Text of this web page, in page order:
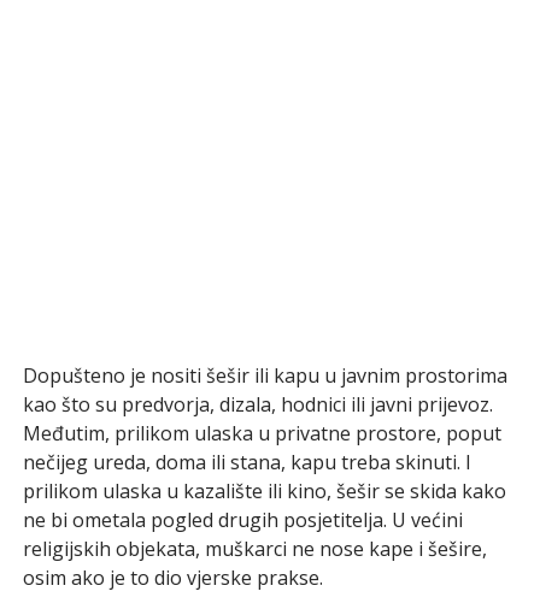
Dopušteno je nositi šešir ili kapu u javnim prostorima
kao što su predvorja, dizala, hodnici ili javni prijevoz.
Međutim, prilikom ulaska u privatne prostore, poput
nečijeg ureda, doma ili stana, kapu treba skinuti. I
prilikom ulaska u kazalište ili kino, šešir se skida kako
ne bi ometala pogled drugih posjetitelja. U većini
religijskih objekata, muškarci ne nose kape i šešire,
osim ako je to dio vjerske prakse.